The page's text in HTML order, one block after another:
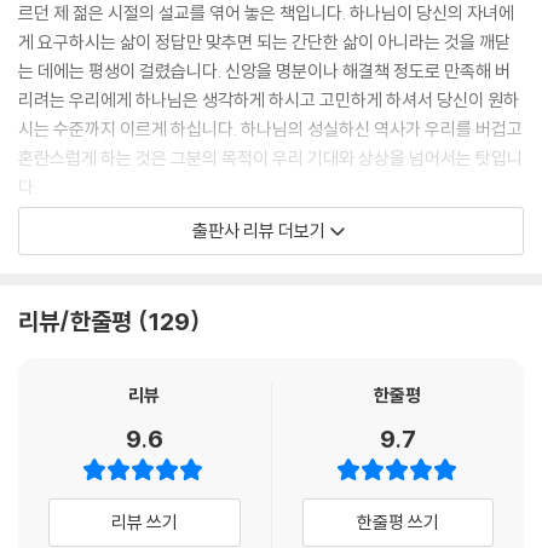
르던 제 젊은 시절의 설교를 엮어 놓은 책입니다. 하나님이 당신의 자녀에
게 요구하시는 삶이 정답만 맞추면 되는 간단한 삶이 아니라는 것을 깨닫
는 데에는 평생이 걸렸습니다. 신앙을 명분이나 해결책 정도로 만족해 버
리려는 우리에게 하나님은 생각하게 하시고 고민하게 하셔서 당신이 원하
시는 수준까지 이르게 하십니다. 하나님의 성실하신 역사가 우리를 버겁고
혼란스럽게 하는 것은 그분의 목적이 우리 기대와 상상을 넘어서는 탓입니
다.
여기 소개된 성경 속 인물들은 각자의 훌륭한 면모를 나타내 주는 영웅이
얻게 된 깨달음을 인물의 말미마다 짧게 덧붙였습니다. 바울은 새롭게 들
사를 이루시는 열심으로 드러납니다.
그 시절 제가 지른 비명에 동감하던 청중의 호흡이 이 책을 쓰게 된 전제였
습니다. 당시 아우성쳤던 저의 외침은 지금도 모든 세대가 공감할 수 있는
전제는 아닐 것입니다. 성경 속 인물들을 더 이상 위인으로 여기지 않으며,
그들처럼 살아보겠다는 열정도 희미해진 시대이기 때문입니다. 우리가 가
출판사 리뷰 더보기
리뷰/한줄평 129
리뷰
9.6
리뷰 쓰기
한줄평
9.7
한줄평 쓰기